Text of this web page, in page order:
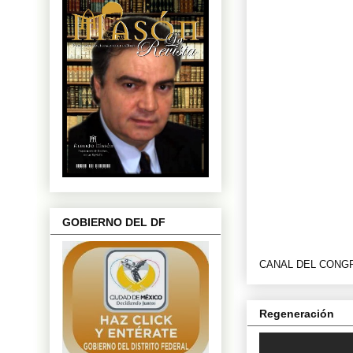
CANAL DEL
Regeneración
GOBIERNO DEL DF